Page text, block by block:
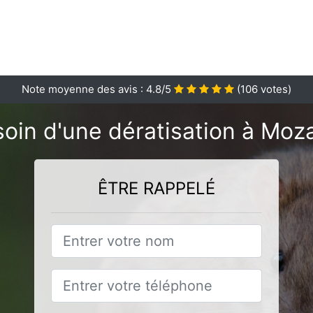
Note moyenne des avis : 4.8/5 (106 votes)
d'une dératisation à
ÊTRE RAPPELÉ